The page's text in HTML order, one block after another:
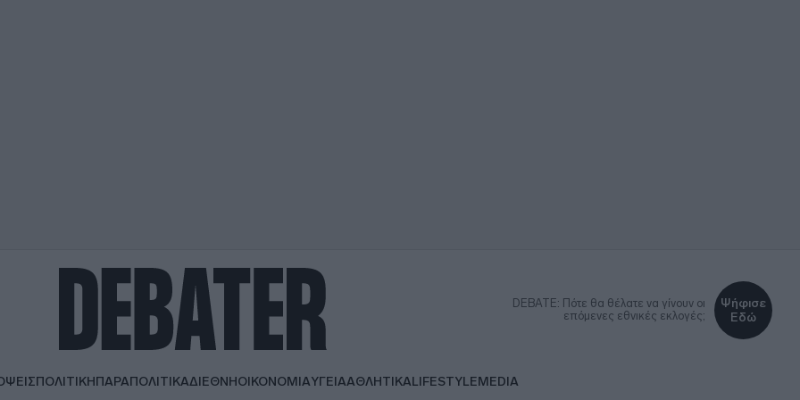
DEBATE: Πότε θα θέλατε να γίνουν οι
επόμενες εθνικές εκλογές;
Ψήφισε
Εδώ
ΠΟΛΙΤΙΚΗΠΑΡΑΠΟΛΙΤΙΚΑΔΙΕΘΝΗΟΙΚΟΝΟΜΙΑΥΓΕΙΑΑΘΛΗΤΙΚΑLIFESTYLEMEDIA